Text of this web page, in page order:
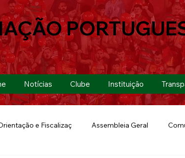
Notícias Clube Instituição
e Fiscalizaç Assembleia Geral